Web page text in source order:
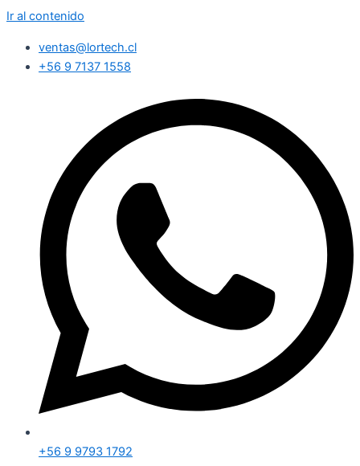
Ir al contenido
ventas@lortech.cl
+56 9 7137 1558
+56 9 9793 1792